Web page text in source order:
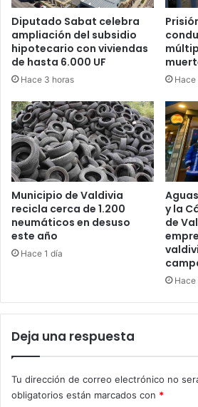
Diputado Sabat celebra
ampliación del subsidio
hipotecario con viviendas
de hasta 6.000 UF
Hace 3 horas Hace
Municipio de Valdivia
recicla cerca de 1.200
neumáticos en desuso
este año
Hace 1 día
y la
de
Hace
Deja una respuesta
Tu dirección de correo electrónico no
obligatorios están marcados con *